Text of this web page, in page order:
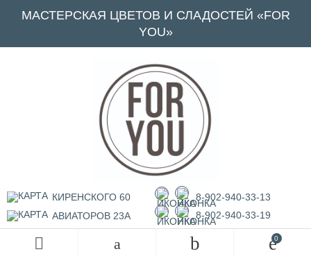
МАСТЕРСКАЯ ЦВЕТОВ И СЛАДОСТЕЙ «FOR
YOU»
КИРЕНСКОГО 60
АВИАТОРОВ 23А
8-902-940-33-13
8-902-940-33-19